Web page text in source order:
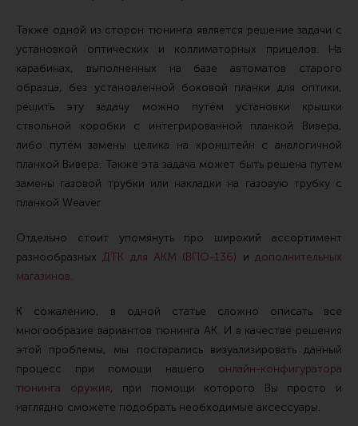
Чехлы, рюкзаки, сумки
Прочее снаряжение
Чистка, уход за оружием и релоадинг
Оружейная химия
Инструменты и другие аксессуары
Шомполы и наборы для чистки
Патчи
Релоадинг
Линия Огня Медиа
Все разделы
Новости
Также одной из сторон тюнинга является решение задачи с
установкой оптических и коллиматорных прицелов. На
карабинах, выполненных на базе автоматов старого
образца, без установленной боковой планки для оптики,
решить эту задачу можно путём установки крышки
ствольной коробки с интегрированной планкой Вивера,
либо путём замены целика на кронштейн с аналогичной
планкой Вивера. Также эта задача может быть решена путем
замены газовой трубки или накладки на газовую трубку с
планкой Weaver.
Отдельно стоит упомянуть про широкий ассортимент
разнообразныхДТК для АКМ (ВПО-136) идополнительных
магазинов.
К сожалению, в одной статье сложно описать все
многообразие вариантов тюнинга АК. И в качестве решения
этой проблемы, мы постарались визуализировать данный
процесс при помощи нашего онлайн-конфигуратора
тюнинга оружия, при помощи которого Вы просто и
наглядно сможете подобрать необходимые аксессуары.